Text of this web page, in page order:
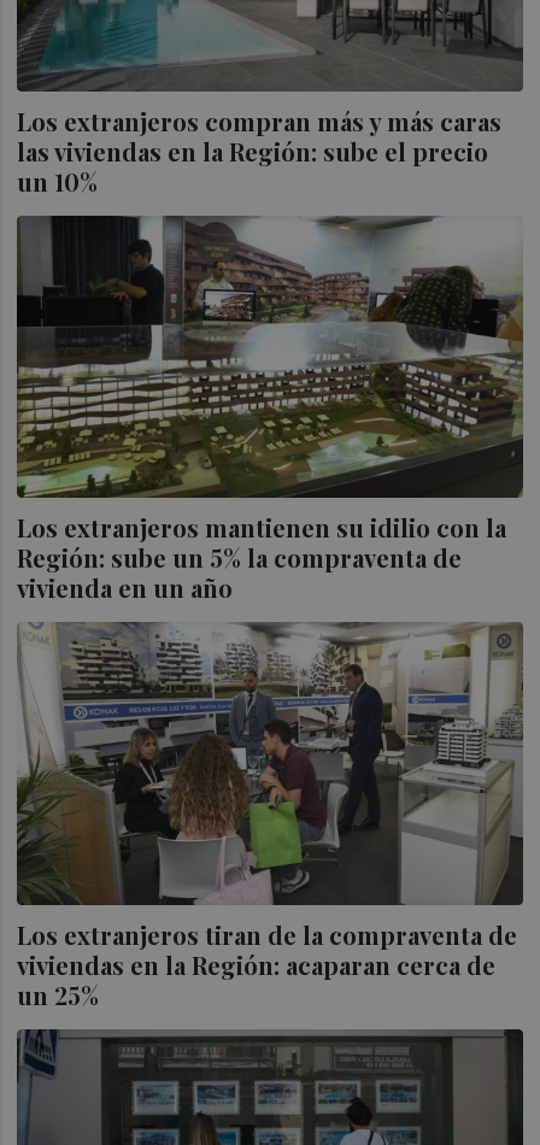
Los extranjeros compran más y más caras
las viviendas en la Región: sube el precio
un 10%
Los extranjeros mantienen su idilio con la
Región: sube un 5% la compraventa de
vivienda en un año
Los extranjeros tiran de la compraventa de
viviendas en la Región: acaparan cerca de
un 25%